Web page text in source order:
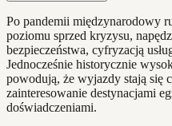
Po pandemii międzynarodowy
poziomu sprzed kryzysu,
bezpieczeństwa, cyfryzacją
Jednocześnie historycznie
powodują, że wyjazdy stają się
zainteresowanie destynacjami
doświadczeniami.